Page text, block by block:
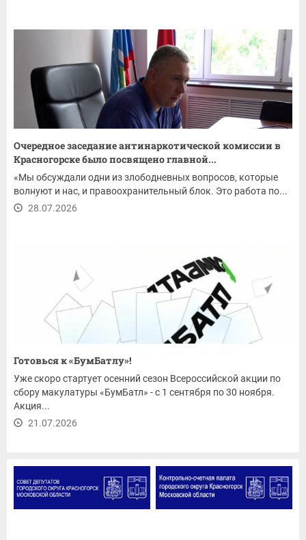
Очередное заседание антинаркотической комиссии в
Красногорске было посвящено главной...
«Мы обсуждали одни из злободневных вопросов, которые
волнуют и нас, и правоохранительный блок. Это работа по...
28.07.2026
Готовься к «БумБатлу»!
Уже скоро стартует осенний сезон Всероссийской акции по
сбору макулатуры «БумБатл» - с 1 сентября по 30 ноября.
Акция...
21.07.2026